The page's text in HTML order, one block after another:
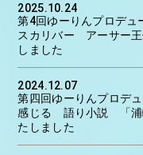
2025.10.24
第4回ゆーりんプロデ
スカリバー アーサー王
しました
2024.12.07
第四回ゆーりんプロデ
感じる 語り小説 「浦
たしました